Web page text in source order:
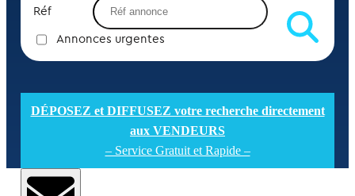
Réf
Annonces urgentes
DÉPOSEZ et DIFFUSEZ votre recherche directement
aux VENDEURS
– Service Gratuit et Rapide –